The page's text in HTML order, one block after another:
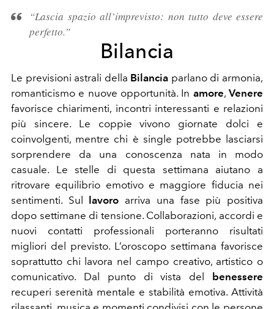
“Lascia spazio all’imprevisto: non tutto deve essere
perfetto.”
Bilancia
Le previsioni astrali della Bilancia parlano di armonia,
romanticismo e nuove opportunità. In amore,Venere
favorisce chiarimenti, incontri interessanti e relazioni
più sincere. Le coppie vivono giornate dolci e
coinvolgenti, mentre chi è single potrebbe lasciarsi
sorprendere da una conoscenza nata in modo
casuale. Le stelle di questa settimana aiutano a
ritrovare equilibrio emotivo e maggiore fiducia nei
sentimenti. Sul
lavoro arriva una fase più positiva
dopo settimane di tensione. Collaborazioni, accordi e
nuovi contatti professionali porteranno risultati
migliori del previsto. L’oroscopo settimana favorisce
soprattutto chi lavora nel campo creativo, artistico o
comunicativo. Dal punto di vista del
benessere
recuperi serenità mentale e stabilità emotiva. Attività